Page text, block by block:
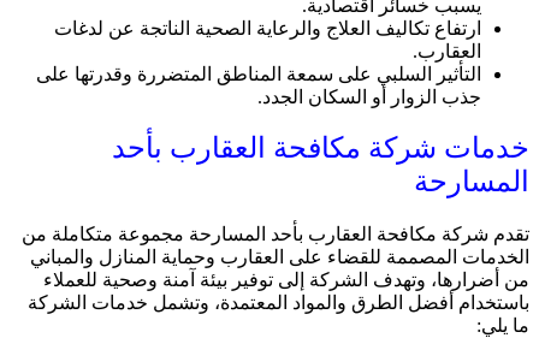
يسبب خسائر اقتصادية.
ارتفاع تكاليف العلاج والرعاية الصحية الناتجة عن لدغات
العقارب.
التأثير السلبي على سمعة المناطق المتضررة وقدرتها على
جذب الزوار أو السكان الجدد.
خدمات شركة مكافحة العقارب بأحد
المسارحة
تقدم شركة مكافحة العقارب بأحد المسارحة مجموعة متكاملة من
الخدمات المصممة للقضاء على العقارب وحماية المنازل والمباني
من أضرارها، وتهدف الشركة إلى توفير بيئة آمنة وصحية للعملاء
باستخدام أفضل الطرق والمواد المعتمدة، وتشمل خدمات الشركة
ما يلي: